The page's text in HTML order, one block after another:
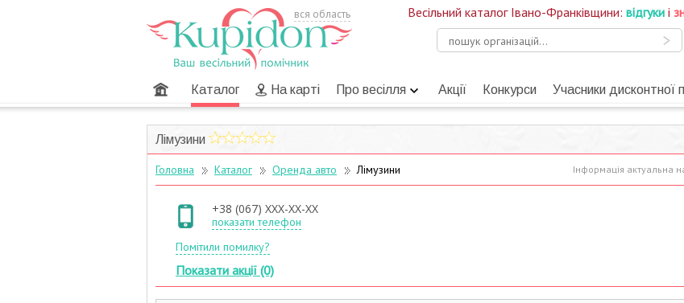
Весільний каталог Івано-Франківщини: відгукиі
вся область
Каталог На карті Про весілля Акції Конкурси Учасники дисконтної
Лімузини
Інформація актуальна
Головна Каталог Оренда авто Лімузини
+38 (067) XXX-XX-XX
показати телефон
Помітили помилку?
Показати акції (0)